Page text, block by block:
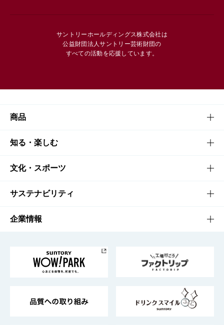
サントリーホールディングス株式会社は
公益財団法人サントリー芸術財団の
すべての活動を応援しています。
商品
商品TOP
商品一覧
商品発売情報
栄養成分一覧
知る・楽しむ
知る・楽しむTOP
キャンペーン
工場見学
地域情報
文化・スポーツ
文化・スポーツTOP
サントリーホール
サントリーサンバーズ大阪
サステナビリティ
サステナビリティTOP
サントリーが考えるサステナビリティ経営
企業情報
企業概要